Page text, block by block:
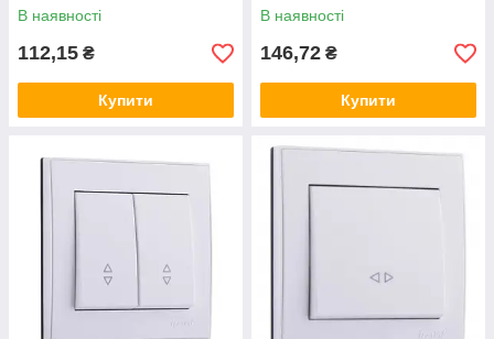
В наявності
112,15 ₴
Купити
В наявності
146,72 ₴
Купити